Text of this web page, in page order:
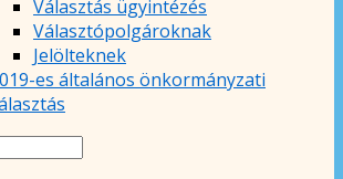
Választás ügyintézés
Választópolgároknak
Jelölteknek
es általános önkormányzati